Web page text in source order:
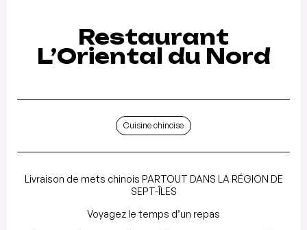
Restaurant
L’Oriental du Nord
Cuisine chinoise
Livraison de mets chinois PARTOUT DANS LA RÉGION DE
SEPT-ÎLES
Voyagez le temps d’un repas